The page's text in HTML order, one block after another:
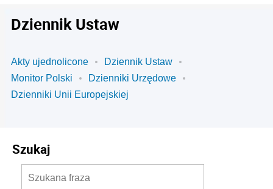
Dziennik Ustaw
Akty ujednolicone
Dziennik Ustaw
Monitor Polski
Dzienniki Urzędowe
Dzienniki Unii Europejskiej
Szukaj